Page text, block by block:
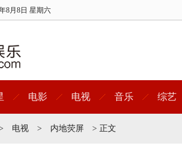
8月8日 星期六
电影 电视 音乐 综艺
电视 > 内地荧屏 > 正文